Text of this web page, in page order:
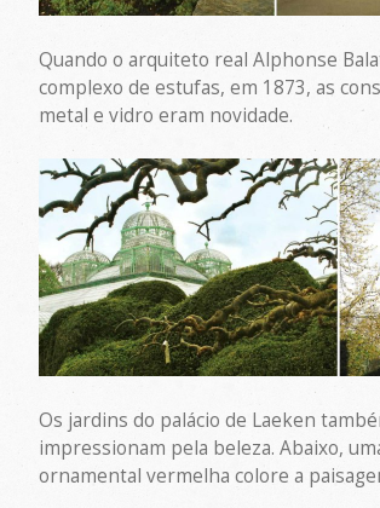
Quando o arquiteto real Alphonse
complexo de estufas, em 1873, as
metal e vidro eram novidade.
Os jardins do palácio de Laeken
impressionam pela beleza. Abaixo,
ornamental vermelha colore a